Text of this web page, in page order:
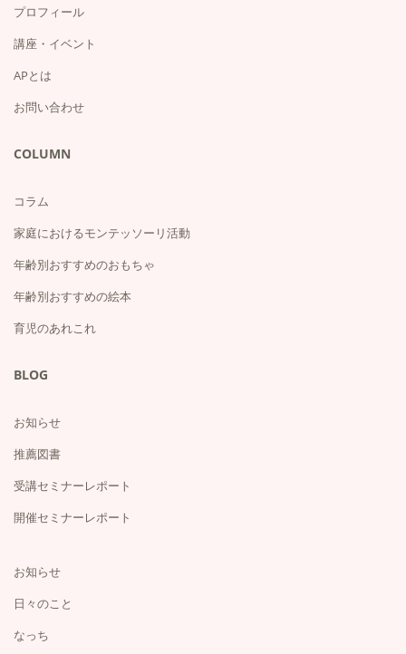
プロフィール
講座・イベント
APとは
お問い合わせ
COLUMN
コラム
家庭におけるモンテッソーリ活動
年齢別おすすめのおもちゃ
年齢別おすすめの絵本
育児のあれこれ
BLOG
お知らせ
推薦図書
受講セミナーレポート
開催セミナーレポート
お知らせ
日々のこと
なっち